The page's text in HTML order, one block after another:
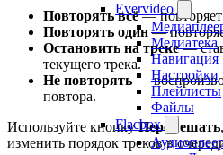
Evervideo
Медиатека
Навигация
Настройки
Плейлисты
Файлы
Flacbox
Повторять всё— повторяет
Повторять один—
Остановить на треке—
текущего трека.
Не повторять —
повтора.
Используйте кнопкуПеремешать
изменить порядок треков в